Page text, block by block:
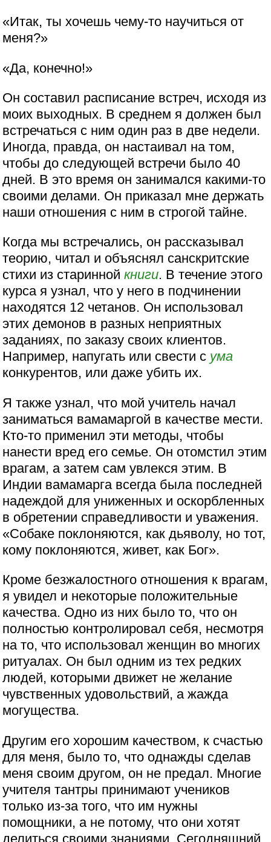
«Итак, ты хочешь чему-то научиться от
меня?»
«Да, конечно!»
Он составил расписание встреч, исходя из
моих выходных. В среднем я должен был
встречаться с ним один раз в две недели.
Иногда, правда, он настаивал на том,
чтобы до следующей встречи было 40
дней. В это время он занимался какими-то
своими делами. Он приказал мне держать
наши отношения с ним в строгой тайне.
Когда мы встречались, он рассказывал
теорию, читал и объяснял санскритские
стихи из стариннойкниги. В течение этого
курса я узнал, что у него в подчинении
находятся 12 четанов. Он использовал
этих демонов в разных неприятных
заданиях, по заказу своих клиентов.
Например, напугать или свести с ума
конкурентов, или даже убить их.
Я также узнал, что мой учитель начал
заниматься вамамаргой в качестве мести.
Кто-то применил эти методы, чтобы
нанести вред его семье. Он отомстил этим
врагам, а затем сам увлекся этим. В
Индии вамамарга всегда была последней
надеждой для униженных и оскорбленных
в обретении справедливости и уважения.
«Собаке поклоняются, как дьяволу, но тот,
кому поклоняются, живет, как Бог».
Кроме безжалостного отношения к врагам,
я увидел и некоторые положительные
качества. Одно из них было то, что он
полностью контролировал себя, несмотря
на то, что использовал женщин во многих
ритуалах. Он был одним из тех редких
людей, которыми движет не желание
чувственных удовольствий, а жажда
могущества.
Другим его хорошим качеством, к счастью
для меня, было то, что однажды сделав
меня своим другом, он не предал. Многие
учителя тантры принимают учеников
только из-за того, что им нужны
помощники, а не потому, что они хотят
делиться своими знаниями. Сегодняшний